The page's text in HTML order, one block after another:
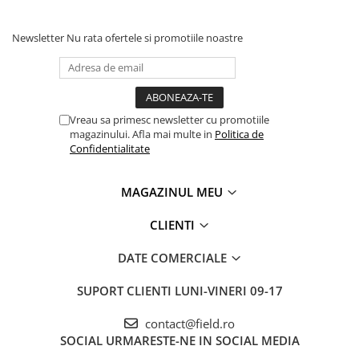
Newsletter Nu rata ofertele si promotiile noastre
Vreau sa primesc newsletter cu promotiile
magazinului. Afla mai multe in Politica de
Confidentialitate
MAGAZINUL MEU
CLIENTI
DATE COMERCIALE
SUPORT CLIENTI LUNI-VINERI 09-17
contact@field.ro
SOCIAL URMARESTE-NE IN SOCIAL MEDIA